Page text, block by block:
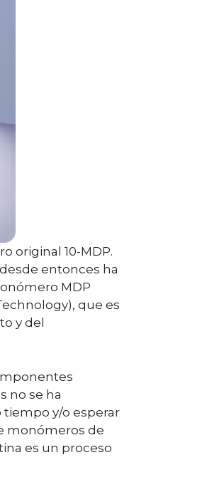
original 10-MDP.
entonces ha
MDP
que es
y del
no se ha
y/o esperar
monómeros de
es un proceso